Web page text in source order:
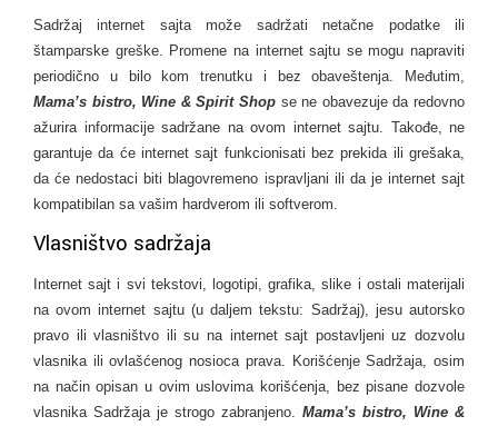
Sadržaj internet sajta može sadržati netačne podatke ili
štamparske greške. Promene na internet sajtu se mogu napraviti
periodično u bilo kom trenutku i bez obaveštenja. Međutim,
Mama’s bistro, Wine & Spirit Shop se ne obavezuje da redovno
ažurira informacije sadržane na ovom internet sajtu. Takođe, ne
garantuje da će internet sajt funkcionisati bez prekida ili grešaka,
da će nedostaci biti blagovremeno ispravljani ili da je internet sajt
kompatibilan sa vašim hardverom ili softverom.
Vlasništvo sadržaja
Internet sajt i svi tekstovi, logotipi, grafika, slike i ostali materijali
na ovom internet sajtu (u daljem tekstu: Sadržaj), jesu autorsko
pravo ili vlasništvo ili su na internet sajt postavljeni uz dozvolu
vlasnika ili ovlašćenog nosioca prava. Korišćenje Sadržaja, osim
na način opisan u ovim uslovima korišćenja, bez pisane dozvole
vlasnika Sadržaja je strogo zabranjeno. Mama’s bistro, Wine &